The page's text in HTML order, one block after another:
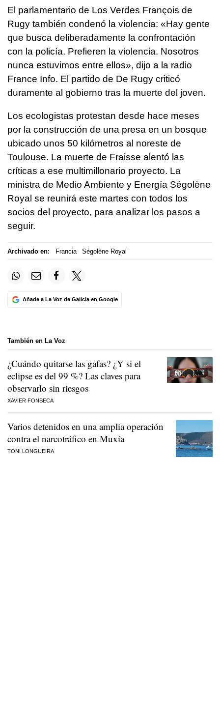
El parlamentario de Los Verdes François de
Rugy también condenó la violencia: «Hay gente
que busca deliberadamente la confrontación
con la policía. Prefieren la violencia. Nosotros
nunca estuvimos entre ellos», dijo a la radio
France Info. El partido de De Rugy criticó
duramente al gobierno tras la muerte del joven.
Los ecologistas protestan desde hace meses
por la construcción de una presa en un bosque
ubicado unos 50 kilómetros al noreste de
Toulouse. La muerte de Fraisse alentó las
críticas a ese multimillonario proyecto. La
ministra de Medio Ambiente y Energía Ségolène
Royal se reunirá este martes con todos los
socios del proyecto, para analizar los pasos a
seguir.
Archivado en: Francia Ségolène Royal
Añade a La Voz de Galicia en Google
También en La Voz
¿Cuándo quitarse las gafas? ¿Y si el
eclipse es del 99 %? Las claves para
observarlo sin riesgos
XAVIER FONSECA
Varios detenidos en una amplia operación
contra el narcotráfico en Muxía
TONI LONGUEIRA